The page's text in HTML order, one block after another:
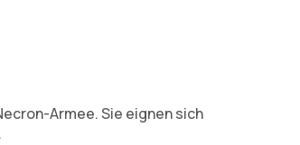
Armee. Sie eignen sich